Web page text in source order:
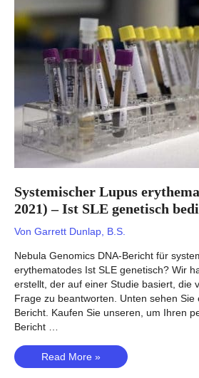
Ist
HCM
genetisch
bedingt?
Systemischer Lupus
2021) – Ist SLE genetisch
Von Garrett Dunlap, B.S.
Nebula Genomics DNA-Bericht für
erythematodes Ist SLE genetisch? Wir
erstellt, der auf einer Studie basiert, die
Frage zu beantworten. Unten sehen Sie
Bericht. Kaufen Sie unseren, um Ihren
Bericht …
Systemischer
Lupus
Read More »